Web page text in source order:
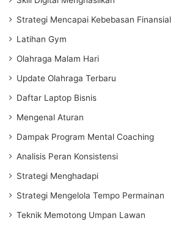
Strategi Mencapai Kebebasan Finansial
Latihan Gym
Olahraga Malam Hari
Update Olahraga Terbaru
Daftar Laptop Bisnis
Mengenal Aturan
Dampak Program Mental Coaching
Analisis Peran Konsistensi
Strategi Menghadapi
Strategi Mengelola Tempo Permainan
Teknik Memotong Umpan Lawan